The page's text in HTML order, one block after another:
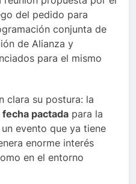
del pedido para
conjunta de
de Alianza y
para el mismo
clara su postura: la
pactada para la
evento que ya tiene
enorme interés
en el entorno